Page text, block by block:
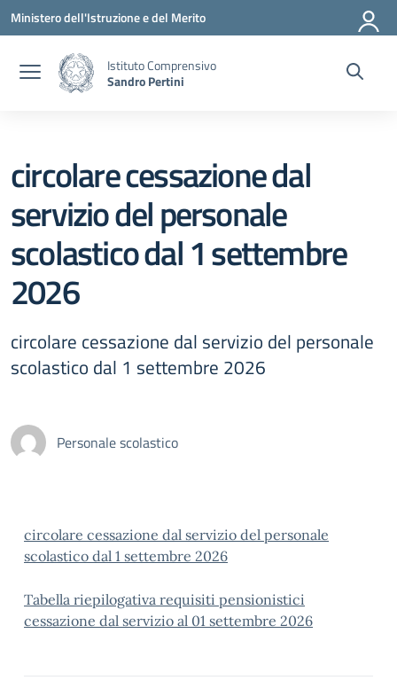
Vai ai contenuti
Vai al menu di navigazione
Vai al footer
Ministero dell'Istruzione e del Merito
Istituto Comprensivo
Sandro Pertini
circolare cessazione dal
servizio del personale
scolastico dal 1 settembre
2026
circolare cessazione dal servizio del personale
scolastico dal 1 settembre 2026
Personale scolastico
circolare cessazione dal servizio del personale
scolastico dal 1 settembre 2026
Tabella riepilogativa requisiti pensionistici
cessazione dal servizio al 01 settembre 2026